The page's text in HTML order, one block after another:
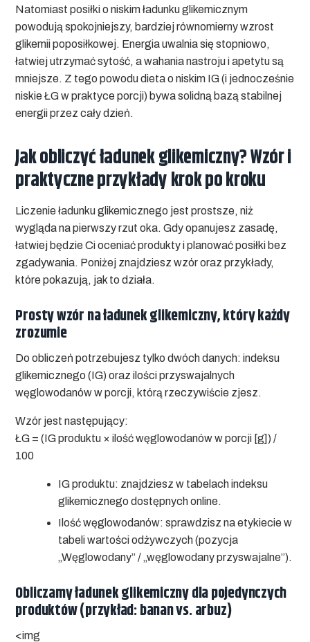
Natomiast posiłki o niskim ładunku glikemicznym
powodują spokojniejszy, bardziej równomierny wzrost
glikemii poposiłkowej. Energia uwalnia się stopniowo,
łatwiej utrzymać sytość, a wahania nastroju i apetytu są
mniejsze. Z tego powodu dieta o niskim IG (i jednocześnie
niskie ŁG w praktyce porcji) bywa solidną bazą stabilnej
energii przez cały dzień.
Jak obliczyć ładunek glikemiczny? Wzór i
praktyczne przykłady krok po kroku
Liczenie ładunku glikemicznego jest prostsze, niż
wygląda na pierwszy rzut oka. Gdy opanujesz zasadę,
łatwiej będzie Ci oceniać produkty i planować posiłki bez
zgadywania. Poniżej znajdziesz wzór oraz przykłady,
które pokazują, jak to działa.
Prosty wzór na ładunek glikemiczny, który każdy
zrozumie
Do obliczeń potrzebujesz tylko dwóch danych: indeksu
glikemicznego (IG) oraz ilości przyswajalnych
węglowodanów w porcji, którą rzeczywiście zjesz.
Wzór jest następujący:
ŁG = (IG produktu × ilość węglowodanów w porcji [g]) /
100
IG produktu: znajdziesz w tabelach indeksu
glikemicznego dostępnych online.
Ilość węglowodanów: sprawdzisz na etykiecie w
tabeli wartości odżywczych (pozycja
„Węglowodany” / „węglowodany przyswajalne”).
Obliczamy ładunek glikemiczny dla pojedynczych
produktów (przykład: banan vs. arbuz)
<img